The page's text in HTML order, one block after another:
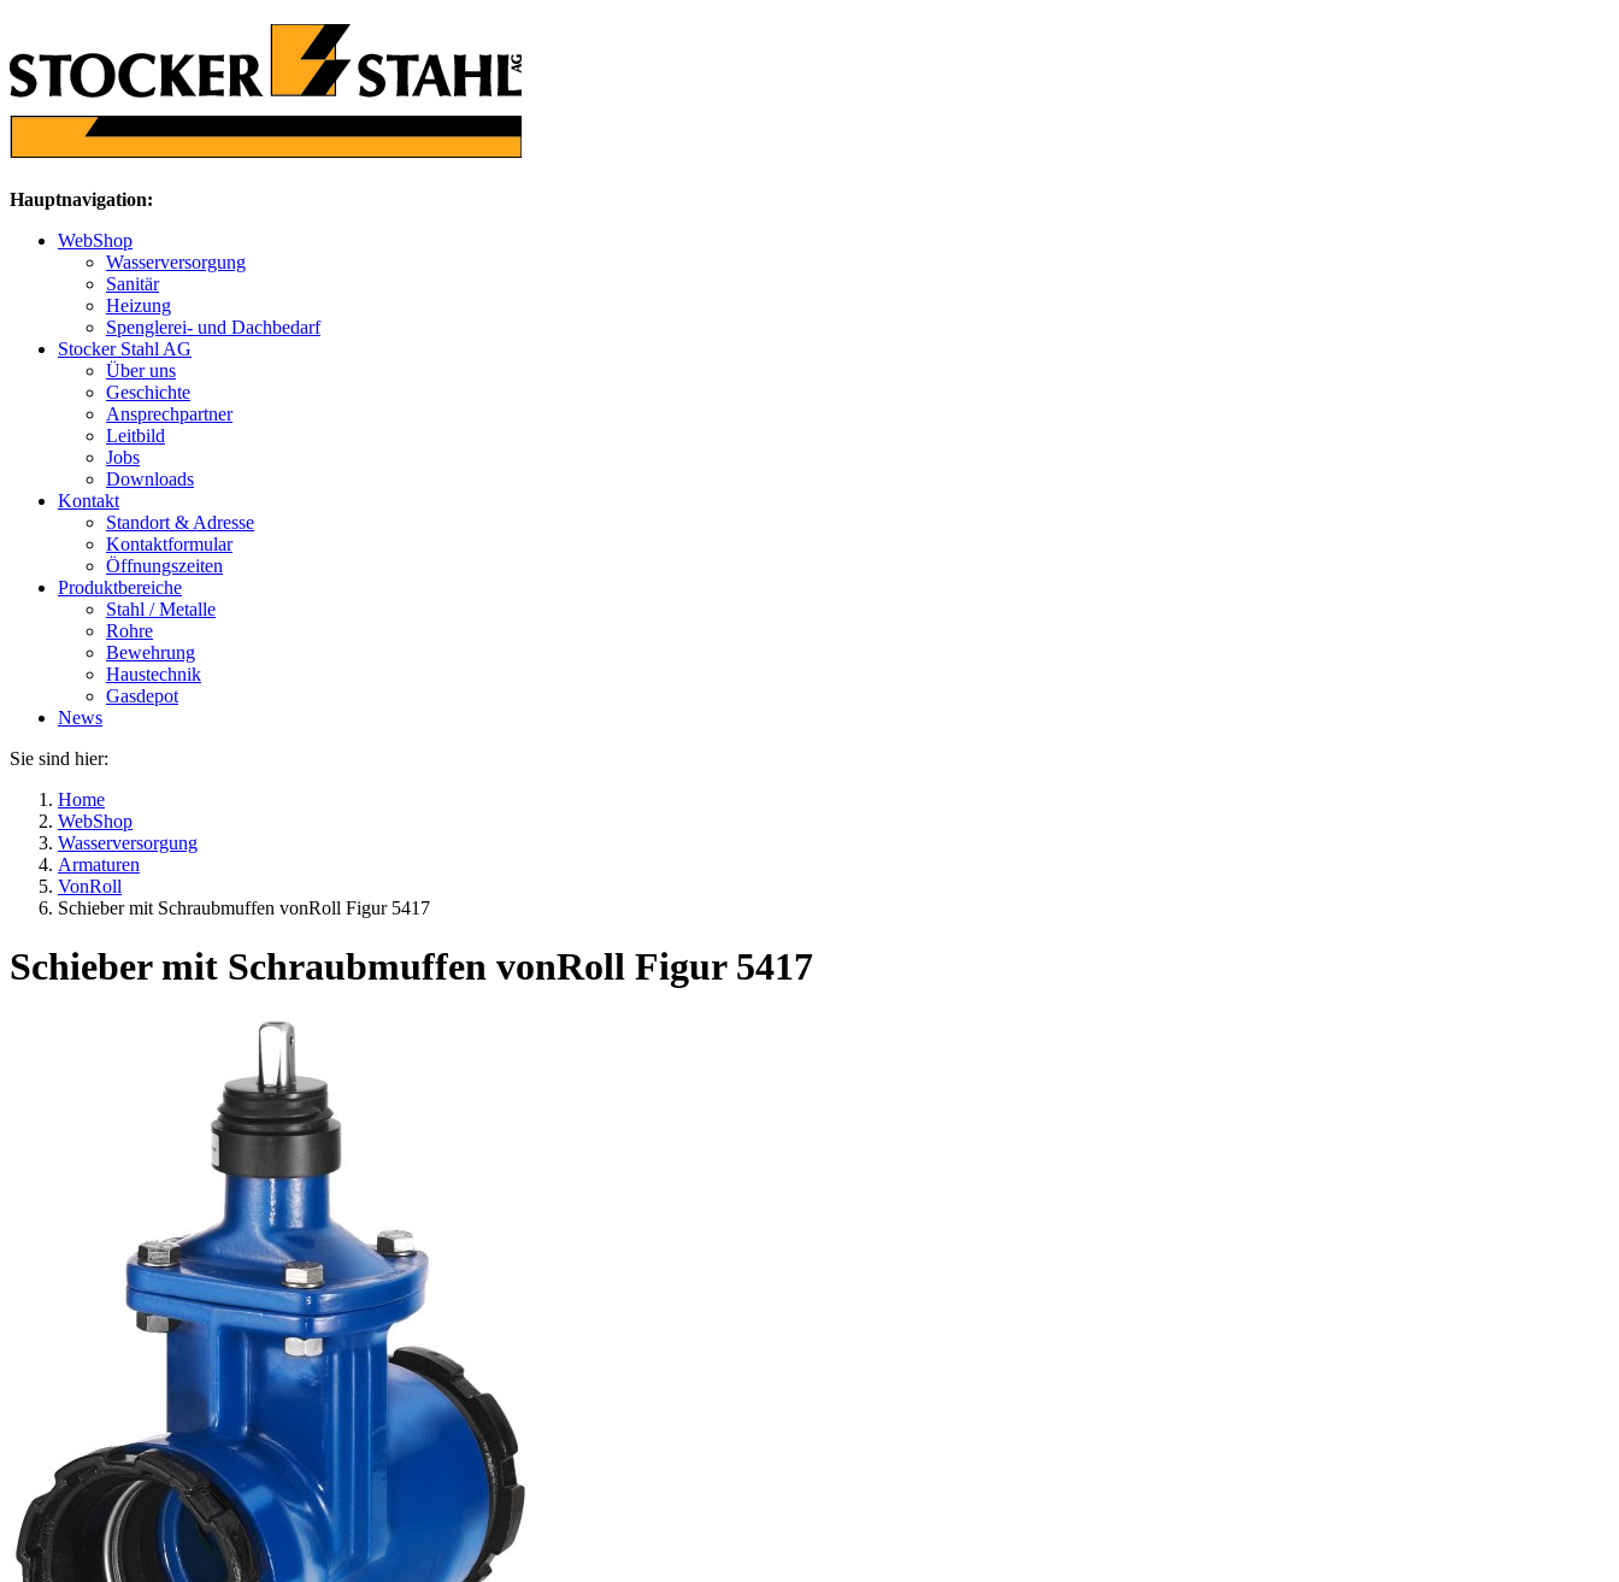
Hauptnavigation:
WebShop
Wasserversorgung
Sanitär
Heizung
Spenglerei- und Dachbedarf
Stocker Stahl AG
Über uns
Geschichte
Ansprechpartner
Leitbild
Jobs
Downloads
Kontakt
Standort & Adresse
Kontaktformular
Öffnungszeiten
Produktbereiche
Stahl / Metalle
Rohre
Bewehrung
Haustechnik
Gasdepot
News
Sie sind hier:
Home
WebShop
Wasserversorgung
Armaturen
VonRoll
Schieber mit Schraubmuffen vonRoll Figur 5417
Schieber mit Schraubmuffen vonRoll Figur 5417